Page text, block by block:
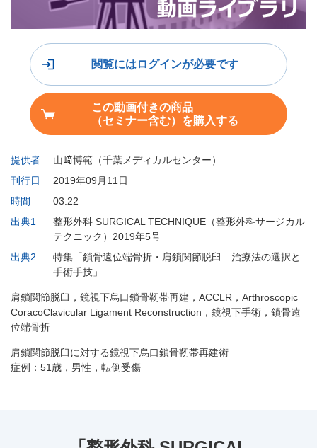
提供者
山﨑博範（千葉メディカルセンター）
刊行日
2019年09月11日
時間
03:22
出典1
整形外科 SURGICAL TECHNIQUE（整形外科サージカル
テクニック）2019年5号
出典2
特集「鎖骨遠位端骨折・肩鎖関節脱臼 治療法の選択と
手術手技」
肩鎖関節脱臼，鏡視下烏口鎖骨靭帯再建，ACCLR，Arthroscopic
CoracoClavicular Ligament Reconstruction，鏡視下手術，鎖骨遠
位端骨折
肩鎖関節脱臼に対する鏡視下烏口鎖骨靭帯再建術
症例：51歳，男性，転倒受傷
閲覧にはログインが必要です
この動画付きの商品
（セミナー含む）を購入する